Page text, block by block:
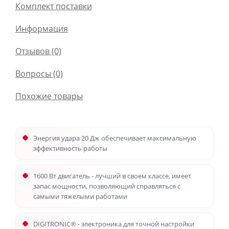
Комплект поставки
Информация
Отзывов (0)
Вопросы (0)
Похожие товары
Энергия удара 20 Дж обеспечивает максимальную
эффективность работы
1600 Вт двигатель - лучший в своем классе, имеет
запас мощности, позволяющий справляться с
самыми тяжелыми работами
DIGITRONIC® - электроника для точной настройки